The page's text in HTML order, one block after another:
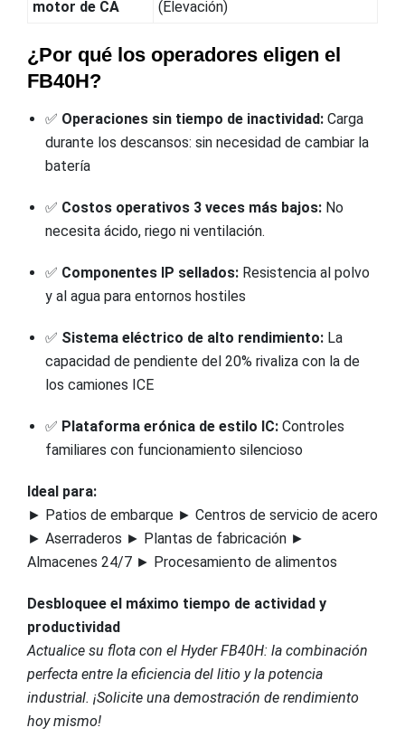
motor de CA (Elevación)
¿Por qué los operadores eligen el
FB40H?
✅ Operaciones sin tiempo de inactividad: Carga
durante los descansos: sin necesidad de cambiar la
batería
✅ Costos operativos 3 veces más bajos: No
necesita ácido, riego ni ventilación.
✅ Componentes IP sellados: Resistencia al polvo
y al agua para entornos hostiles
✅ Sistema eléctrico de alto rendimiento: La
capacidad de pendiente del 20% rivaliza con la de
los camiones ICE
✅ Plataforma erónica de estilo IC: Controles
familiares con funcionamiento silencioso
Ideal para:
► Patios de embarque ► Centros de servicio de acero
► Aserraderos ► Plantas de fabricación ►
Almacenes 24/7 ► Procesamiento de alimentos
Desbloquee el máximo tiempo de actividad y
productividad
Actualice su flota con el Hyder FB40H: la combinación
perfecta entre la eficiencia del litio y la potencia
industrial. ¡Solicite una demostración de rendimiento
hoy mismo!